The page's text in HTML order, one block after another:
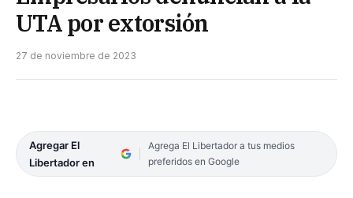
UTA por extorsión
27 de noviembre de 2023
Agregar El
Libertador en
Agrega El Libertador a tus medios
preferidos en Google